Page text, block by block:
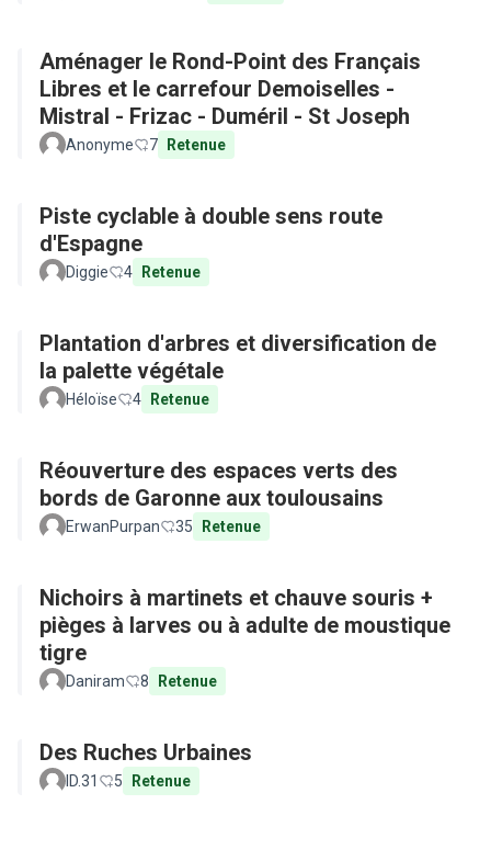
Aménager le Rond-Point des Français
Libres et le carrefour Demoiselles -
Mistral - Frizac - Duméril - St Joseph
Anonyme 7 Retenue
Piste cyclable à double sens route
d'Espagne
Diggie 4 Retenue
Plantation d'arbres et diversification de
la palette végétale
Héloïse 4 Retenue
Réouverture des espaces verts des
bords de Garonne aux toulousains
ErwanPurpan 35 Retenue
Nichoirs à martinets et chauve souris +
pièges à larves ou à adulte de moustique
tigre
Daniram 8 Retenue
Des Ruches Urbaines
ID.31 5 Retenue